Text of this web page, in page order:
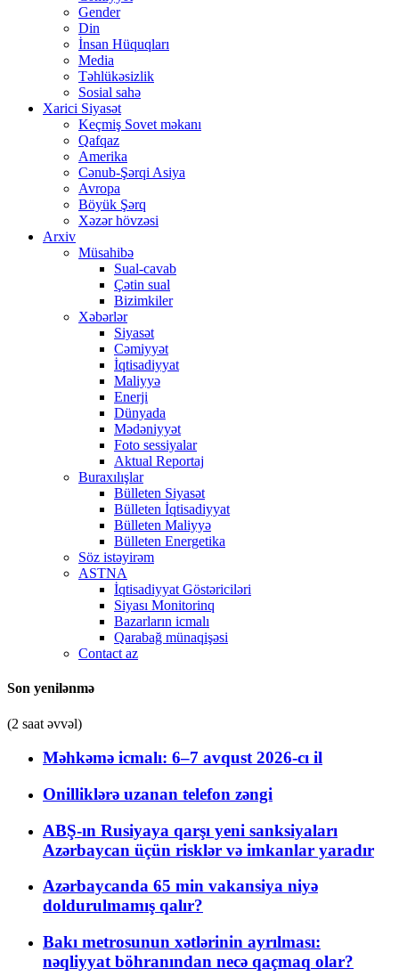
Gender
Din
İnsan Hüquqları
Media
Təhlükəsizlik
Sosial sahə
Xarici Siyasət
Keçmiş Sovet məkanı
Qafqaz
Amerika
Cənub-Şərqi Asiya
Avropa
Böyük Şərq
Xəzər hövzəsi
Arxiv
Müsahibə
Sual-cavab
Çətin sual
Bizimkiler
Xəbərlər
Siyasət
Cəmiyyət
İqtisadiyyat
Maliyyə
Enerji
Dünyada
Mədəniyyət
Foto sessiyalar
Aktual Reportaj
Buraxılışlar
Bülleten Siyasət
Bülleten İqtisadiyyat
Bülleten Maliyyə
Bülleten Energetika
Söz istəyirəm
ASTNA
İqtisadiyyat Göstəriciləri
Siyası Monitorinq
Bazarların icmalı
Qarabağ münaqişəsi
Contact az
Son yenilənmə
(2 saat əvvəl)
Məhkəmə icmalı: 6–7 avqust 2026-cı il
Onilliklərə uzanan telefon zəngi
ABŞ-ın Rusiyaya qarşı yeni sanksiyaları
Azərbaycan üçün risklər və imkanlar yaradır
Azərbaycanda 65 min vakansiya niyə
doldurulmamış qalır?
Bakı metrosunun xətlərinin ayrılması:
nəqliyyat böhranından necə qaçmaq olar?